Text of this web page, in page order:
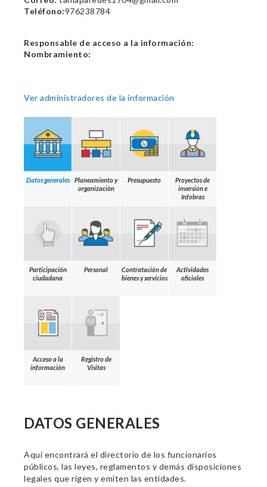
Teléfono:976238784
Responsable de acceso a la información:
Nombramiento:
Ver administradores de la información
Datos generales
Planeamiento y
organización
Presupuesto
Proyectos de
inversión e
Infobras
Participación
ciudadana
Personal
Contratación de
bienes y servicios
Actividades
oficiales
Acceso a la
información
Registro de
Visitas
DATOS GENERALES
Aquí encontrará el directorio de los funcionarios
públicos, las leyes, reglamentos y demás disposiciones
legales que rigen y emiten las entidades.